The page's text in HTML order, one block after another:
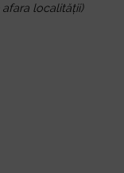
afara localității)